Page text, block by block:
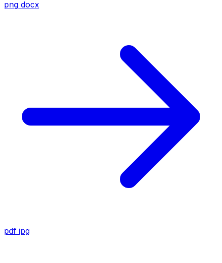
png docx
pdf jpg